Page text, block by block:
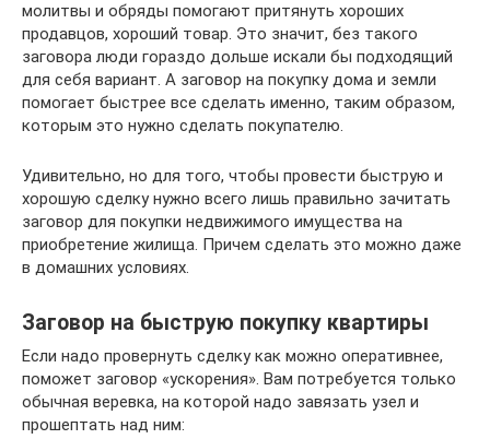
молитвы и обряды помогают притянуть хороших
продавцов, хороший товар. Это значит, без такого
заговора люди гораздо дольше искали бы подходящий
для себя вариант. А заговор на покупку дома и земли
помогает быстрее все сделать именно, таким образом,
которым это нужно сделать покупателю.
Удивительно, но для того, чтобы провести быструю и
хорошую сделку нужно всего лишь правильно зачитать
заговор для покупки недвижимого имущества на
приобретение жилища. Причем сделать это можно даже
в домашних условиях.
Заговор на быструю покупку квартиры
Если надо провернуть сделку как можно оперативнее,
поможет заговор «ускорения». Вам потребуется только
обычная веревка, на которой надо завязать узел и
прошептать над ним: